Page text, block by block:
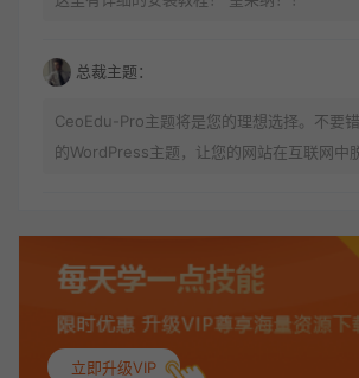
总裁主题：
CeoEdu-Pro主题将是您的理想选择。不要
的WordPress主题，让您的网站在互联网中
喜欢 做的可真美
。：
立即升级VIP